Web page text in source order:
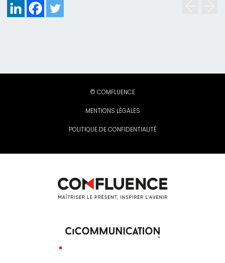
© COMFLUENCE
MENTIONS LÉGALES
POLITIQUE DE CONFIDENTIALITÉ